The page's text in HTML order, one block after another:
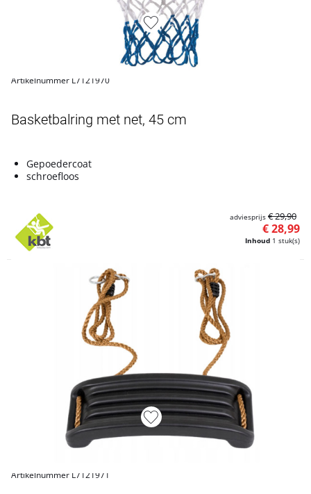
Artikelnummer L7121970
Basketbalring met net, 45 cm
Gepoedercoat
schroefloos
Inhoud 1 stuk(s)
€ 28,99
adviesprijs € 29,90
Artikelnummer L7121971